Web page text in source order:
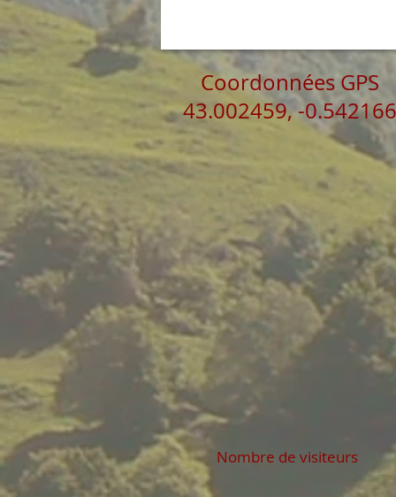
Coordonnées GPS
43.002459, -0.542166
Nombre de visiteurs